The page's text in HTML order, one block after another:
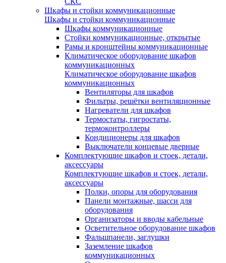
Шкафы и стойки коммуникационные
Шкафы и стойки коммуникационные
Шкафы коммуникационные
Стойки коммуникационные, открытые
Рамы и кронштейны коммуникационные
Климатическое оборудование шкафов
коммуникационных
Климатическое оборудование шкафов
коммуникационных
Вентиляторы для шкафов
Фильтры, решётки вентиляционные
Нагреватели для шкафов
Термостаты, гигростаты,
термоконтроллеры
Кондиционеры для шкафов
Выключатели концевые дверные
Комплектующие шкафов и стоек, детали,
аксессуары
Комплектующие шкафов и стоек, детали,
аксессуары
Полки, опоры для оборудования
Панели монтажные, шасси для
оборудования
Организаторы и вводы кабельные
Осветительное оборудование шкафов
Фальшпанели, заглушки
Заземление шкафов
коммуникационных